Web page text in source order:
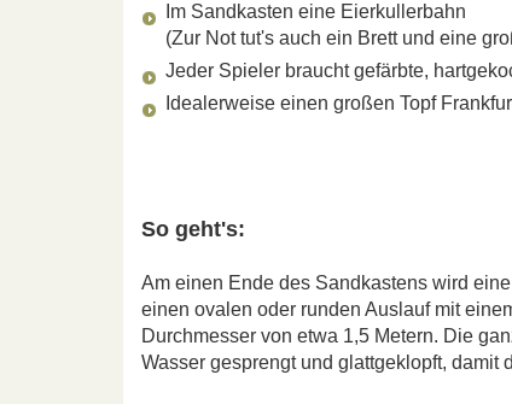
Im Sandkasten eine Eierkullerbahn
(Zur Not tut's auch ein Brett und eine
Jeder Spieler braucht gefärbte,
Idealerweise einen großen Topf
So geht's:
Am einen Ende des Sandkastens wird
einen ovalen oder runden Auslauf mit
Durchmesser von etwa 1,5 Metern. Die
Wasser gesprengt und glattgeklopft, damit